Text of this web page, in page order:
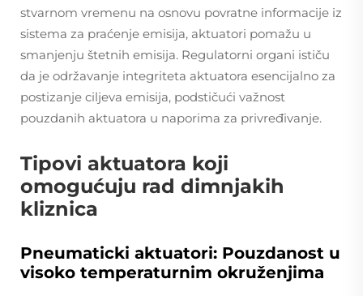
stvarnom vremenu na osnovu povratne informacije iz
sistema za praćenje emisija, aktuatori pomažu u
smanjenju štetnih emisija. Regulatorni organi ističu
da je održavanje integriteta aktuatora esencijalno za
postizanje ciljeva emisija, podstičući važnost
pouzdanih aktuatora u naporima za privređivanje.
Tipovi aktuatora koji
omogućuju rad dimnjakih
kliznica
Pneumaticki aktuatori: Pouzdanost u
visoko temperaturnim okruženjima